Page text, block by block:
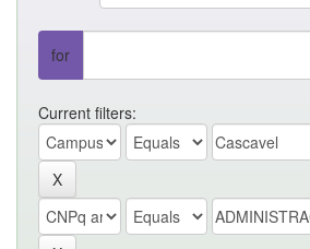
for
Current filters: